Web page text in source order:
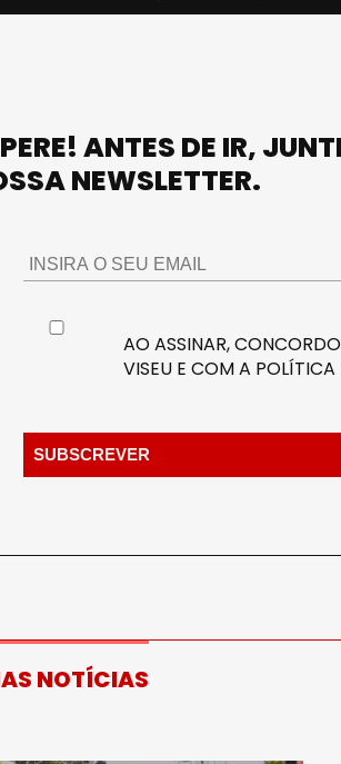
ANTES DE IR,
NEWSLETTER.
AO ASSINAR,
VISEU E COM A
NOTÍCIAS